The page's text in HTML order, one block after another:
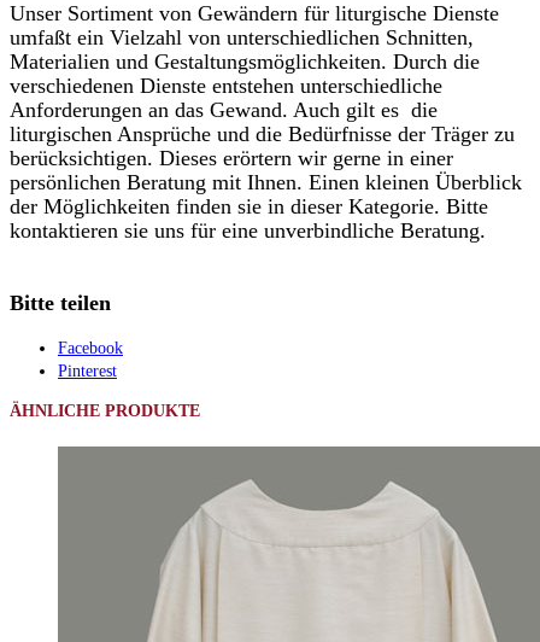
Unser Sortiment von Gewändern für liturgische Dienste
umfaßt ein Vielzahl von unterschiedlichen Schnitten,
Materialien und Gestaltungsmöglichkeiten. Durch die
verschiedenen Dienste entstehen unterschiedliche
Anforderungen an das Gewand. Auch gilt es die
liturgischen Ansprüche und die Bedürfnisse der Träger zu
berücksichtigen. Dieses erörtern wir gerne in einer
persönlichen Beratung mit Ihnen. Einen kleinen Überblick
der Möglichkeiten finden sie in dieser Kategorie. Bitte
kontaktieren sie uns für eine unverbindliche Beratung.
Bitte teilen
Facebook
Pinterest
ÄHNLICHE PRODUKTE